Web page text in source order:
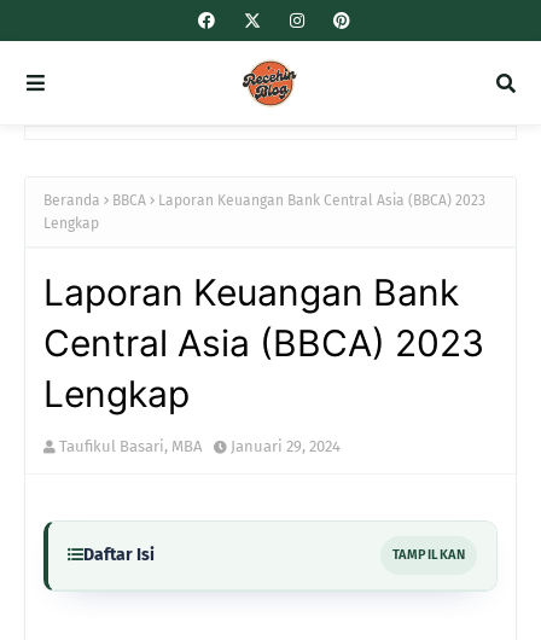
Beranda BBCA
Laporan Keuangan Bank Central Asia (BBCA) 2023
Lengkap
Laporan Keuangan Bank
Central Asia (BBCA) 2023
Lengkap
Taufikul Basari, MBA Januari 29, 2024
Daftar Isi TAMPILKAN